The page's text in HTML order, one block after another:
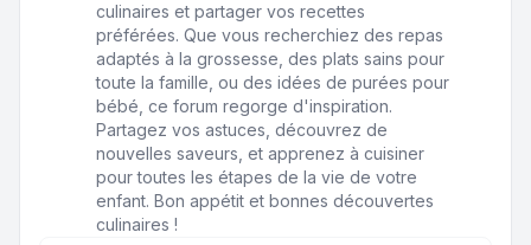
culinaires et partager vos recettes
préférées. Que vous recherchiez des repas
adaptés à la grossesse, des plats sains pour
toute la famille, ou des idées de purées pour
bébé, ce forum regorge d'inspiration.
Partagez vos astuces, découvrez de
nouvelles saveurs, et apprenez à cuisiner
pour toutes les étapes de la vie de votre
enfant. Bon appétit et bonnes découvertes
culinaires !